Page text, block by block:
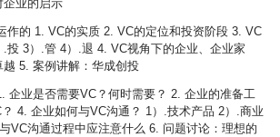
企业的启示
作的 1. VC的实质 2. VC的定位和投资阶段 3. VC
投 3）.管 4）.退 4. VC视角下的企业、企业家
5. 案例讲解：华成创投
企业是否需要VC？何时需要？ 2. 企业的准备工
4. 企业如何与VC沟通？ 1）.技术产品 2）.商业
VC沟通过程中应注意什么 6. 问题讨论：理想的